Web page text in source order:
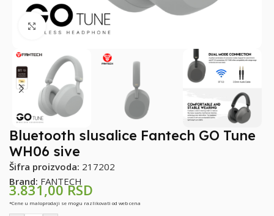
Klikni za uvećanje
Bluetooth slusalice Fantech GO Tune
WH06 sive
Šifra proizvoda: 217202
Brand: FANTECH
3.831,00RSD
*Cene u maloprodaji se mogu razlikovati od web cena